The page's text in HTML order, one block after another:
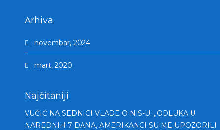
Arhiva
novembar, 2024
mart, 2020
Najčitaniji
VUČIĆ NA SEDNICI VLADE O NIS-U: „ODLUKA U
NAREDNIH 7 DANA, AMERIKANCI SU ME UPOZORILI